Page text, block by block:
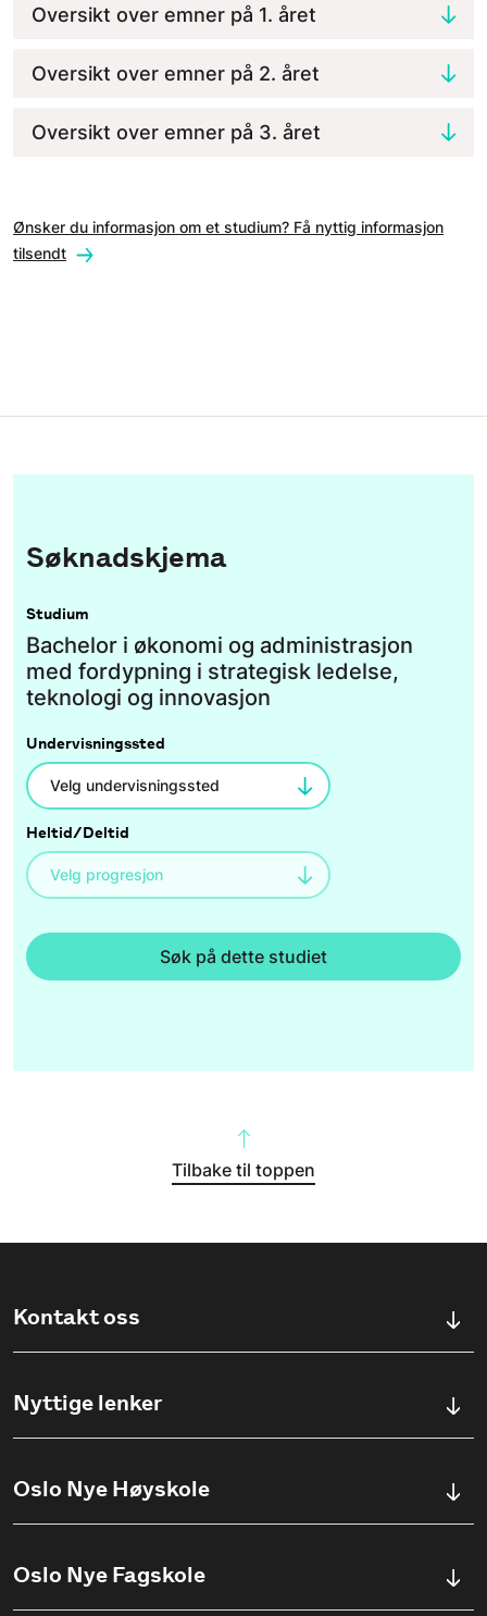
Oversikt over emner på 1. året
Oversikt over emner på 2. året
Oversikt over emner på 3. året
Ønsker du informasjon om et studium? Få nyttig informasjon
tilsendt
Søknadskjema
Studium
Bachelor i økonomi og administrasjon
med fordypning i strategisk ledelse,
teknologi og innovasjon
Undervisningssted
Heltid/Deltid
Søk på dette studiet
Tilbake til toppen
Kontakt oss
Ullevålsveien 76, 0454 OSLO
(+47) 23 23 38 20
Nyttige lenker
Søknadsinfo
Pensumlister
Oslo Nye Høyskole
Oslo Nye Fagskole